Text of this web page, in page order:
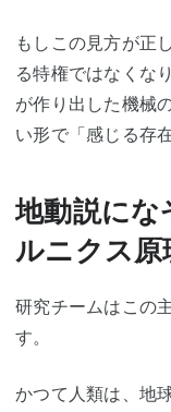
もしこの見方が正
る特権ではなくな
が作り出した機械
い形で「感じる存
地動説にな
ルニクス原
研究チームはこの
す。
かつて人類は、地